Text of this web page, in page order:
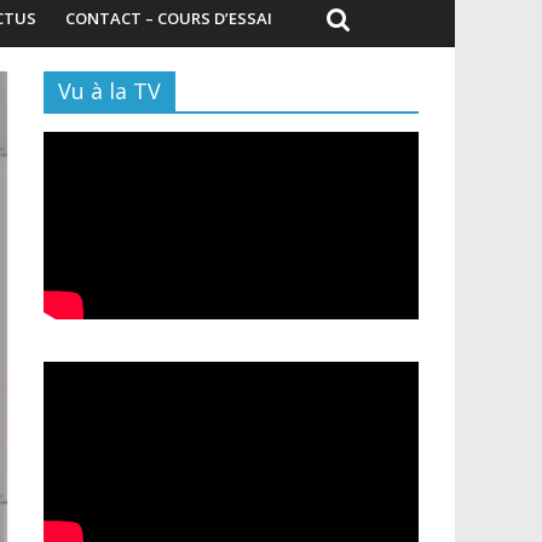
CONTACT – COURS D’ESSAI
Vu à la TV